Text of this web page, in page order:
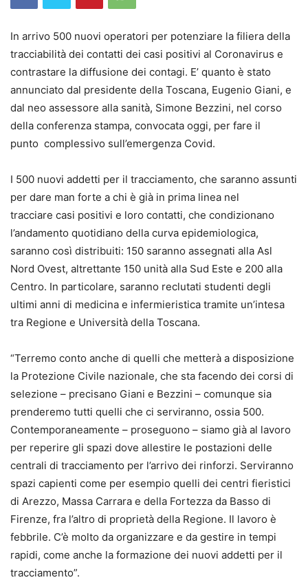
In arrivo 500 nuovi operatori per potenziare la filiera della
tracciabilità dei contatti dei casi positivi al Coronavirus e
contrastare la diffusione dei contagi. E’ quanto è stato
annunciato dal presidente della Toscana, Eugenio Giani, e
dal neo assessore alla sanità, Simone Bezzini, nel corso
della conferenza stampa, convocata oggi, per fare il
punto complessivo sull’emergenza Covid.
I 500 nuovi addetti per il tracciamento, che saranno assunti
per dare man forte a chi è già in prima linea nel
tracciare casi positivi e loro contatti, che condizionano
l’andamento quotidiano della curva epidemiologica,
saranno così distribuiti: 150 saranno assegnati alla Asl
Nord Ovest, altrettante 150 unità alla Sud Este e 200 alla
Centro. In particolare, saranno reclutati studenti degli
ultimi anni di medicina e infermieristica tramite un’intesa
tra Regione e Università della Toscana.
“Terremo conto anche di quelli che metterà a disposizione
la Protezione Civile nazionale, che sta facendo dei corsi di
selezione – precisano Giani e Bezzini – comunque sia
prenderemo tutti quelli che ci serviranno, ossia 500.
Contemporaneamente – proseguono – siamo già al lavoro
per reperire gli spazi dove allestire le postazioni delle
centrali di tracciamento per l’arrivo dei rinforzi. Serviranno
spazi capienti come per esempio quelli dei centri fieristici
di Arezzo, Massa Carrara e della Fortezza da Basso di
Firenze, fra l’altro di proprietà della Regione. Il lavoro è
febbrile. C’è molto da organizzare e da gestire in tempi
rapidi, come anche la formazione dei nuovi addetti per il
tracciamento”.